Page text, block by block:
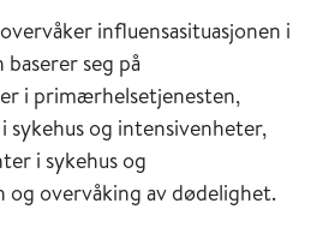
influensasituasjonen i
seg på
i primærhelsetjenesten,
sykehus og intensivenheter,
i sykehus og
overvåking av dødelighet.